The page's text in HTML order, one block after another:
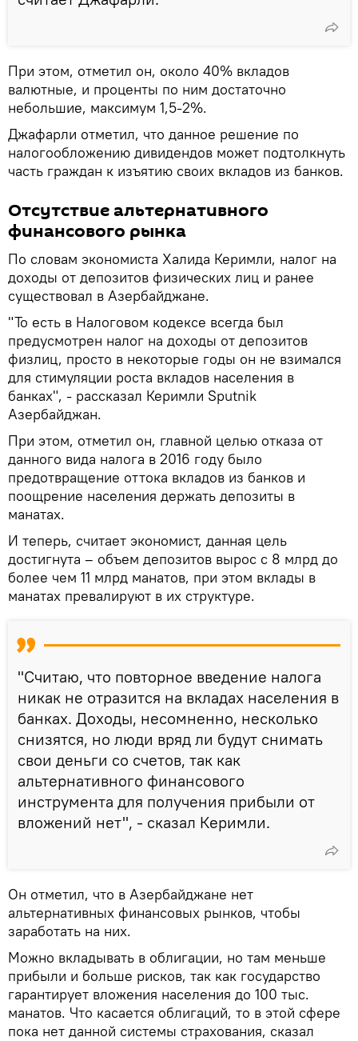
При этом, отметил он, около 40% вкладов
валютные, и проценты по ним достаточно
небольшие, максимум 1,5-2%.
Джафарли отметил, что данное решение по
налогообложению дивидендов может подтолкнуть
часть граждан к изъятию своих вкладов из банков.
Отсутствие альтернативного
финансового рынка
По словам экономиста Халида Керимли, налог на
доходы от депозитов физических лиц и ранее
существовал в Азербайджане.
"То есть в Налоговом кодексе всегда был
предусмотрен налог на доходы от депозитов
физлиц, просто в некоторые годы он не взимался
для стимуляции роста вкладов населения в
банках", - рассказал Керимли Sputnik
Азербайджан.
При этом, отметил он, главной целью отказа от
данного вида налога в 2016 году было
предотвращение оттока вкладов из банков и
поощрение населения держать депозиты в
манатах.
И теперь, считает экономист, данная цель
достигнута – объем депозитов вырос с 8 млрд до
более чем 11 млрд манатов, при этом вклады в
манатах превалируют в их структуре.
"Считаю, что повторное введение налога
никак не отразится на вкладах населения в
банках. Доходы, несомненно, несколько
снизятся, но люди вряд ли будут снимать
свои деньги со счетов, так как
альтернативного финансового
инструмента для получения прибыли от
вложений нет", - сказал Керимли.
Он отметил, что в Азербайджане нет
альтернативных финансовых рынков, чтобы
заработать на них.
Можно вкладывать в облигации, но там меньше
прибыли и больше рисков, так как государство
гарантирует вложения населения до 100 тыс.
манатов. Что касается облигаций, то в этой сфере
пока нет данной системы страхования, сказал